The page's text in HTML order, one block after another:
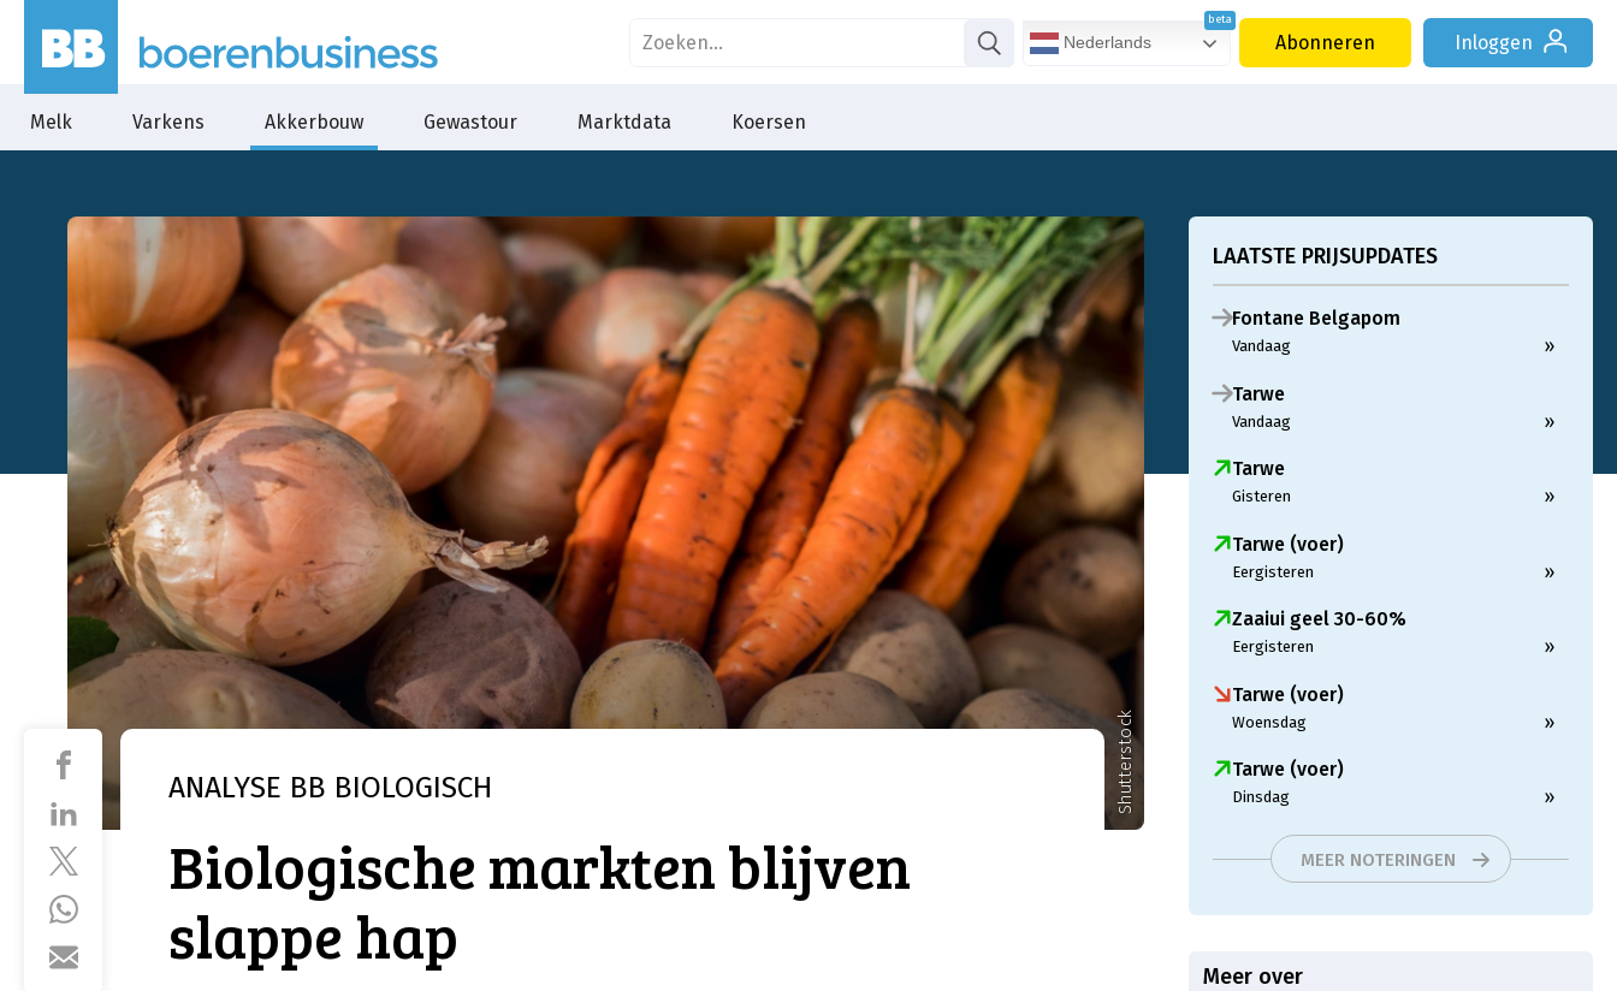
Nederlands Abonneren Inloggen
Melk Varkens Akkerbouw Gewastour Marktdata Koersen
Shutterstock
ANALYSE BB BIOLOGISCH
Biologische markten blijven
slappe hap
LAATSTE PRIJSUPDATES
Fontane Belgapom
Vandaag »
Tarwe
Vandaag »
Tarwe
Gisteren »
Tarwe (voer)
Eergisteren »
Zaaiui geel 30-60%
Eergisteren »
Tarwe (voer)
Woensdag »
Tarwe (voer)
Dinsdag »
MEER NOTERINGEN
Meer over